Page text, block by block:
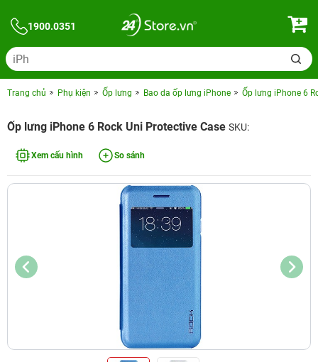
1900.0351
Trang chủ Phụ kiện Ốp lưng Bao da ốp lưng iPhone Ốp lưng iPhone 6
Ốp lưng iPhone 6 Rock Uni Protective Case SKU:
Xem cấu hình So sánh